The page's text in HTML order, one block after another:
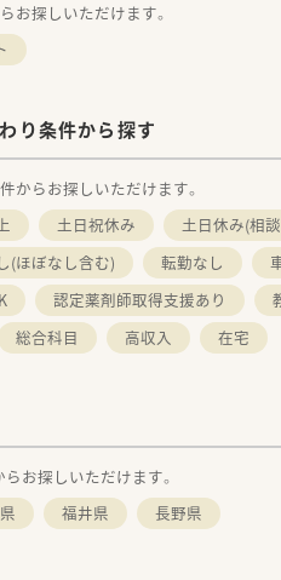
お探しいただけます。
り条件から探す
からお探しいただけます。
土日祝休み 土日休み(相
(ほぼなし含む) 転勤なし
認定薬剤師取得支援あり
総合科目 高収入 在宅
お探しいただけます。
福井県 長野県